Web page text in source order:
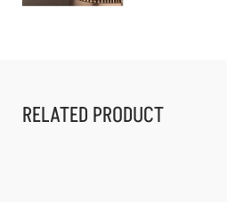
RELATED PRODUCT